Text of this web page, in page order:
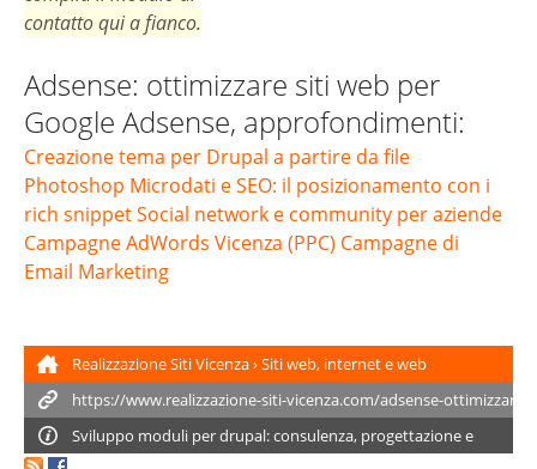
contatto qui a fianco.
Adsense: ottimizzare siti web per
Google Adsense, approfondimenti:
Creazione tema per Drupal a partire da file
Photoshop Microdati e SEO: il posizionamento con i
rich snippetSocial network e community per aziende
Campagne AdWords Vicenza (PPC) Campagne di
Email Marketing
Realizzazione Siti Vicenza›Siti web, internet e web
marketing›Adsense: ottimizzare siti web per Google
Adsense
Sviluppo moduli per drupal: consulenza, progettazione e